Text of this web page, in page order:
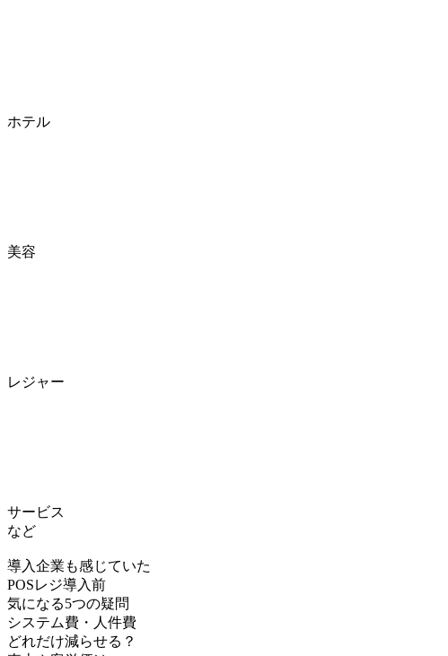
ホテル
美容
レジャー
サービス
など
導入企業も感じていた
POSレジ導入前
気になる5つの疑問
システム費・人件費
どれだけ減らせる？